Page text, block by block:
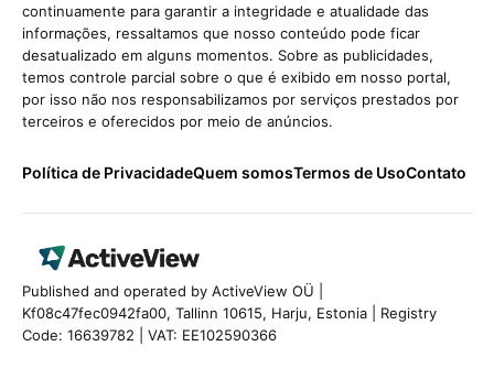
continuamente para garantir a integridade e atualidade das
informações, ressaltamos que nosso conteúdo pode ficar
desatualizado em alguns momentos. Sobre as publicidades,
temos controle parcial sobre o que é exibido em nosso portal,
por isso não nos responsabilizamos por serviços prestados por
terceiros e oferecidos por meio de anúncios.
Política de PrivacidadeQuem somosTermos de UsoContato
Published and operated by ActiveView OÜ |
Kf08c47fec0942fa00, Tallinn 10615, Harju, Estonia | Registry
Code: 16639782 | VAT: EE102590366